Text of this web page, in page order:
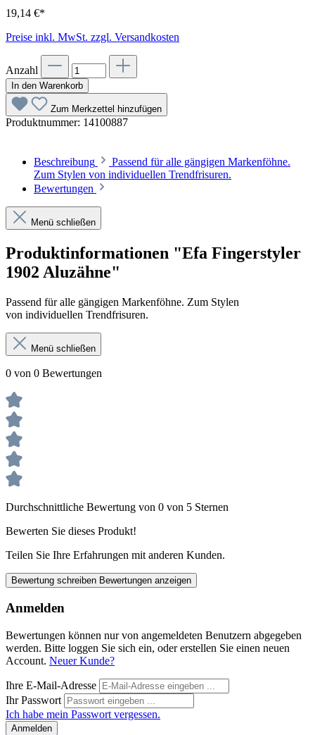
19,14 €*
Preise inkl. MwSt. zzgl. Versandkosten
Anzahl
In den Warenkorb
Zum Merkzettel hinzufügen
Produktnummer: 14100887
Beschreibung
Passend für alle gängigen Markenföhne.
Zum Stylen von individuellen Trendfrisuren.
Bewertungen
Menü schließen
Produktinformationen "Efa Fingerstyler
1902 Aluzähne"
Passend für alle gängigen Markenföhne. Zum Stylen
von individuellen Trendfrisuren.
Menü schließen
0 von 0 Bewertungen
Durchschnittliche Bewertung von 0 von 5 Sternen
Bewerten Sie dieses Produkt!
Teilen Sie Ihre Erfahrungen mit anderen Kunden.
Bewertung schreiben Bewertungen anzeigen
Anmelden
Bewertungen können nur von angemeldeten Benutzern abgegeben
werden. Bitte loggen Sie sich ein, oder erstellen Sie einen neuen
Account. Neuer Kunde?
Ihre E-Mail-Adresse
Ihr Passwort
Ich habe mein Passwort vergessen.
Anmelden